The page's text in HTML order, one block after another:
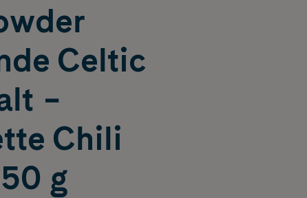
Celtic
−
Chili
g